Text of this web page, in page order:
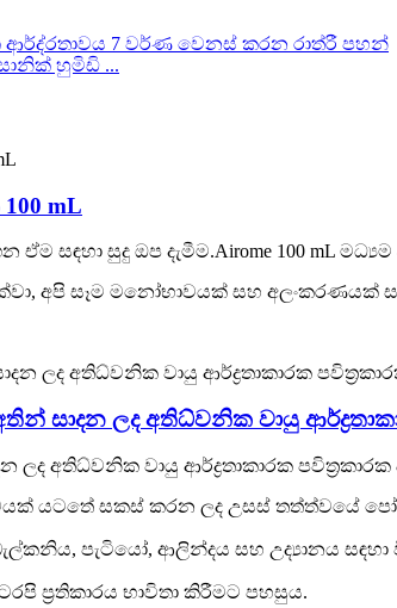
හුමිඩි ...
mL
සඳහා සුදු ඔප දැමීම.Airome 100 mL
අපි සෑම මනෝභාවයක් සහ
සාදන ලද අතිධ්වනික වායු
අතිධ්වනික වායු ආර්ද්‍රතාකාරක
යටතේ සකස් කරන ලද උසස් තත්ත්වයේ
පැටියෝ, ආලින්දය සහ උද්‍යානය
ප්‍රතිකාරය භාවිතා කිරීමට පහසුය.